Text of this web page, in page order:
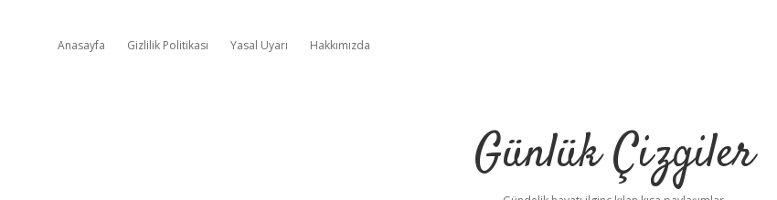
Anasayfa Gizlilik Politikası Yasal Uyarı Hakkımızda
Günlük Çizgiler